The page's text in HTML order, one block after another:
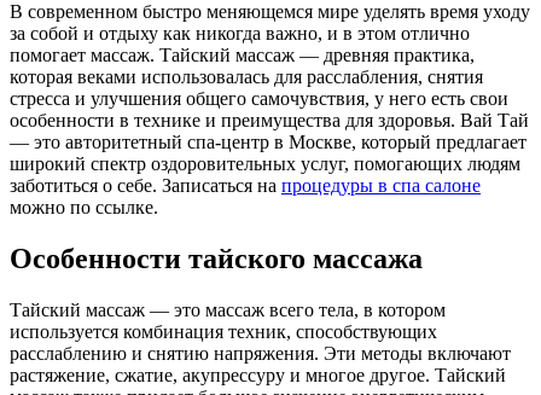
В современном быстро меняющемся мире уделять время уходу
за собой и отдыху как никогда важно, и в этом отлично
помогает массаж. Тайский массаж — древняя практика,
которая веками использовалась для расслабления, снятия
стресса и улучшения общего самочувствия, у него есть свои
особенности в технике и преимущества для здоровья. Вай Тай
— это авторитетный спа-центр в Москве, который предлагает
широкий спектр оздоровительных услуг, помогающих людям
заботиться о себе. Записаться на процедуры в спа салоне
можно по ссылке.
Особенности тайского массажа
Тайский массаж — это массаж всего тела, в котором
используется комбинация техник, способствующих
расслаблению и снятию напряжения. Эти методы включают
растяжение, сжатие, акупрессуру и многое другое. Тайский